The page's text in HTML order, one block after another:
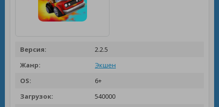
Версия:
2.2.5
Жанр:
Экшен
OS:
6+
Загрузок:
540000